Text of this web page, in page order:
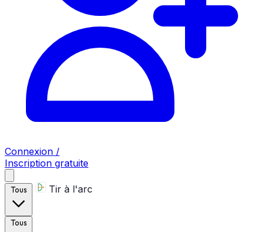
Connexion /
Inscription gratuite
Tous Tir à l'arc
Tous